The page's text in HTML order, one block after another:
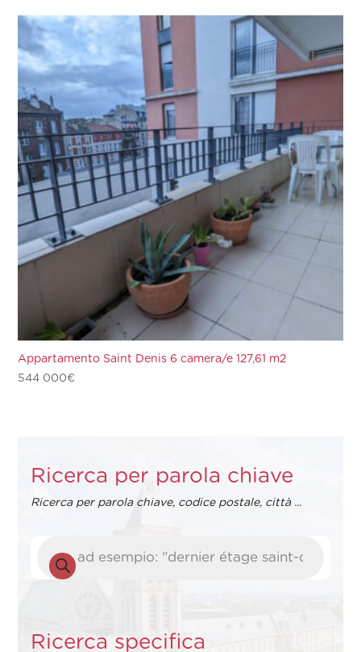
Appartamento Saint Denis 6 camera/e 127,61 m2
544 000€
Ricerca per parola chiave
Ricerca per parola chiave, codice postale, città ...
prodotti
Ricerca specifica